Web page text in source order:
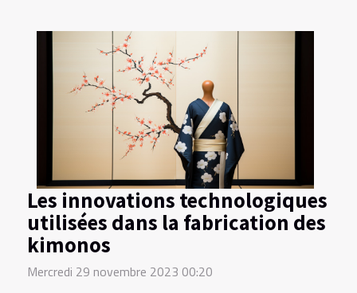
Les innovations technologiques
utilisées dans la fabrication des
kimonos
Mercredi 29 novembre 2023 00:20